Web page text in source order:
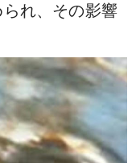
れ、その影響